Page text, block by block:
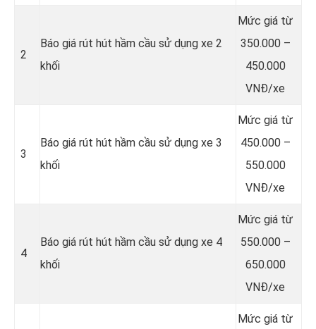
2
Báo giá rút hút hầm cầu sử dụng xe 2
khối
Mức giá từ
350.000 –
450.000
VNĐ/xe
3
Báo giá rút hút hầm cầu sử dụng xe 3
khối
Mức giá từ
450.000 –
550.000
VNĐ/xe
4
Báo giá rút hút hầm cầu sử dụng xe 4
khối
Mức giá từ
550.000 –
650.000
VNĐ/xe
Mức giá từ